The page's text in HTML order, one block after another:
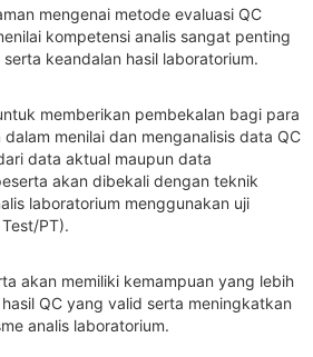
mengenai metode evaluasi QC
kompetensi analis sangat penting
keandalan hasil laboratorium.
memberikan pembekalan bagi para
menilai dan menganalisis data QC
data aktual maupun data
akan dibekali dengan teknik
laboratorium menggunakan uji
PT).
akan memiliki kemampuan yang lebih
QC yang valid serta meningkatkan
analis laboratorium.